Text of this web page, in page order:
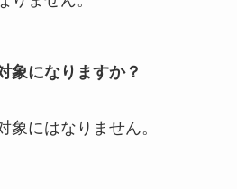
象になりますか？
象にはなりません。